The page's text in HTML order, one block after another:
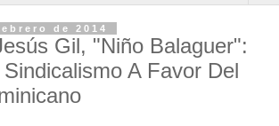
de 2014
Gil, "Niño Balaguer":
A Favor Del